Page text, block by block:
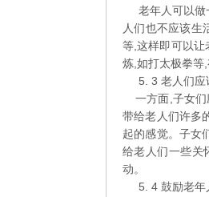
老年人可以做
人们也不应该生
等,这样即可以让
炼,如打太极拳等
5. 3 老人们应
一方面,子女们
带给老人们许多
起的感觉。子女
给老人们一些关
动。
5. 4 鼓励老年